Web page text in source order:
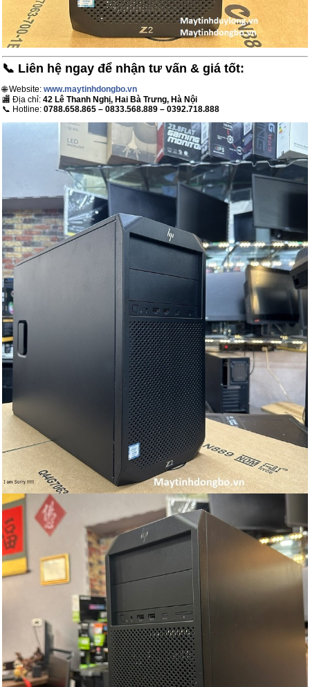
📞 Liên hệ ngay để nhận tư vấn & giá tốt:
🌐 Website: www.maytinhdongbo.vn
🏬 Địa chỉ: 42 Lê Thanh Nghị, Hai Bà Trưng, Hà Nội
📞 Hotline: 0788.658.865 – 0833.568.889 – 0392.718.888